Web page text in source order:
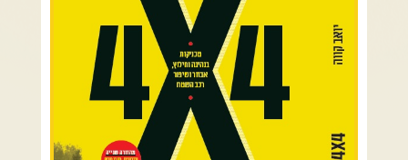
כרמל ורמות מנשה
בקעת הירדן והשומרון
השרון ומישור החוף
הרי ירושלים והשפלה
מדבר יהודה וים המלח